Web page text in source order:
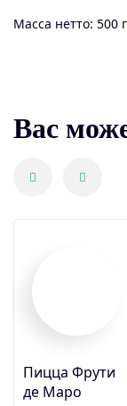
Масса нетто: 500
Вас
Пицца Фрути
де Маро